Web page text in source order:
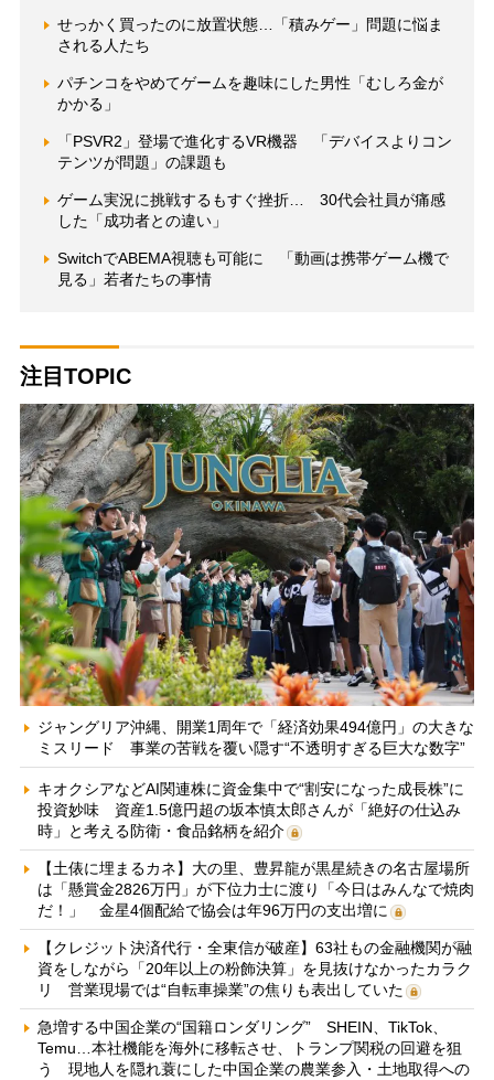
せっかく買ったのに放置状態…「積みゲー」問題に悩ま
される人たち
パチンコをやめてゲームを趣味にした男性「むしろ金が
かかる」
「PSVR2」登場で進化するVR機器 「デバイスよりコン
テンツが問題」の課題も
ゲーム実況に挑戦するもすぐ挫折… 30代会社員が痛感
した「成功者との違い」
SwitchでABEMA視聴も可能に 「動画は携帯ゲーム機で
見る」若者たちの事情
注目TOPIC
ジャングリア沖縄、開業1周年で「経済効果494億円」の大きな
ミスリード 事業の苦戦を覆い隠す“不透明すぎる巨大な数字”
キオクシアなどAI関連株に資金集中で“割安になった成長株”に
投資妙味 資産1.5億円超の坂本慎太郎さんが「絶好の仕込み
時」と考える防衛・食品銘柄を紹介
【土俵に埋まるカネ】大の里、豊昇龍が黒星続きの名古屋場所
は「懸賞金2826万円」が下位力士に渡り「今日はみんなで焼肉
だ！」 金星4個配給で協会は年96万円の支出増に
【クレジット決済代行・全東信が破産】63社もの金融機関が融
資をしながら「20年以上の粉飾決算」を見抜けなかったカラク
リ 営業現場では“自転車操業”の焦りも表出していた
急増する中国企業の“国籍ロンダリング” SHEIN、TikTok、
Temu…本社機能を海外に移転させ、トランプ関税の回避を狙
う 現地人を隠れ蓑にした中国企業の農業参入・土地取得への